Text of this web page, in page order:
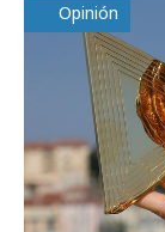
Opinión